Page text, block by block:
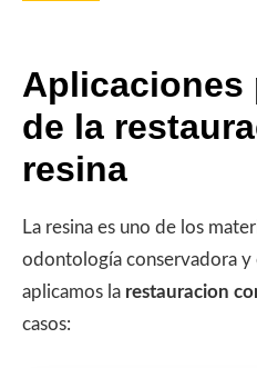
Aplicaciones
de la
resina
La resina es uno de los
odontología conservadora y
aplicamos la restauracion
casos: